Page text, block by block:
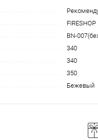
FIRESHOP
BN-
340
340
350
Бежевый